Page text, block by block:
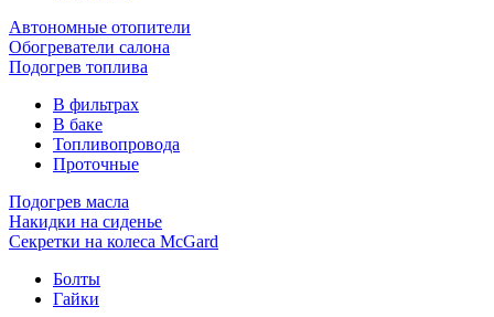
Автономные отопители
Обогреватели салона
Подогрев топлива
В фильтрах
В баке
Топливопровода
Проточные
Подогрев масла
Накидки на сиденье
Секретки на колеса McGard
Болты
Гайки